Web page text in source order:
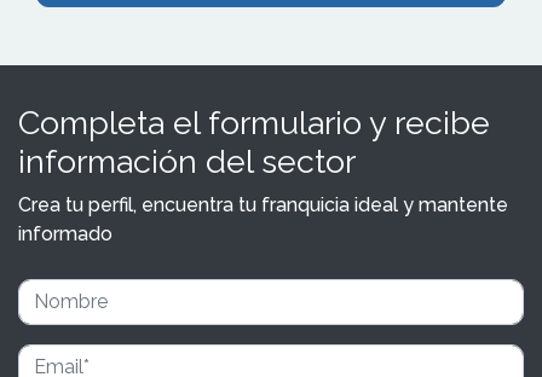
Completa el formulario y recibe
información del sector
Crea tu perfil, encuentra tu franquicia ideal y mantente
informado